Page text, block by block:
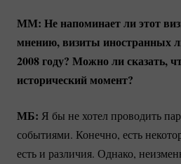
ММ: Не напоминает ли этот
мнению, визиты иностранных
2008 году? Можно ли сказать,
исторический момент?
МБ: Я бы не хотел проводить
событиями. Конечно, есть
есть и различия. Однако,